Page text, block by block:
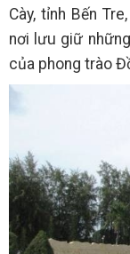
Cày, tỉnh Bến
nơi lưu giữ
của phong trào